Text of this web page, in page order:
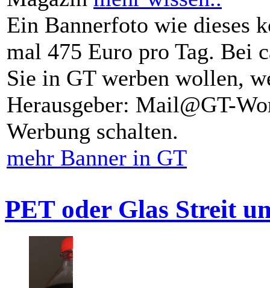
Ein Bannerfoto wie dieses
mal 475 Euro pro Tag. Bei
Sie in GT werben wollen,
Herausgeber: Mail@GT-
Werbung schalten.
mehr Banner in GT
PET oder Glas Streit